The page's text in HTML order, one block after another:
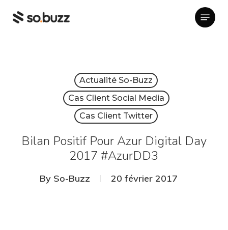
Menu
Actualité So-Buzz
Cas Client Social Media
Cas Client Twitter
Bilan Positif Pour Azur Digital Day
2017 #AzurDD3
By So-Buzz 20 février 2017